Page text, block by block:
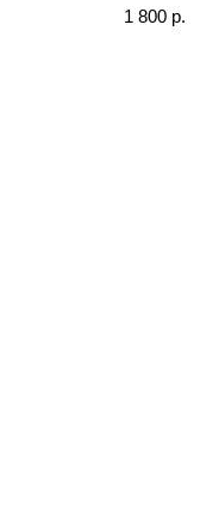
1 800 р.